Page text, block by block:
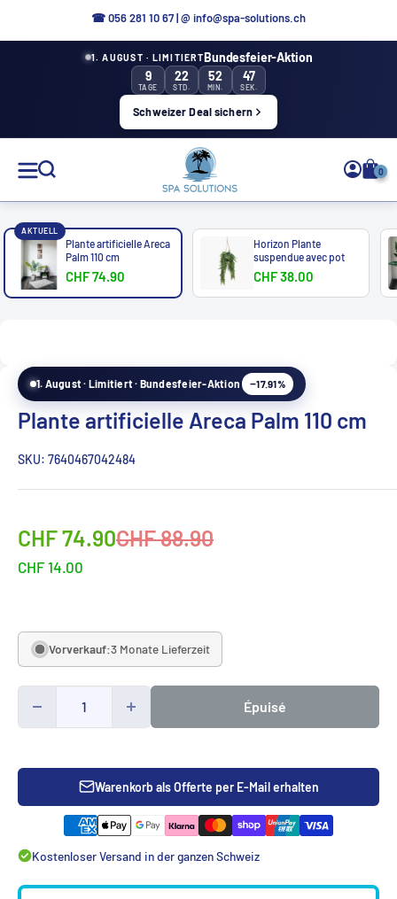
☎ 056 281 10 67|@ info@spa-solutions.ch
1. AUGUST · LIMITIERTBundesfeier-Aktion
9
TAGE
22
STD.
52
MIN.
46
SEK.
Schweizer Deal sichern
Solutions
de
0
AKTUELL
Plante artificielle Areca
Palm 110 cm
CHF 74.90
Horizon Plante
suspendue avec pot
CHF 38.00
1. August · Limitiert · Bundesfeier-Aktion −17.91%
Plante artificielle Areca Palm 110 cm
SKU: 7640467042484
Sonderpreis
CHF 74.90Normalpreis
CHF 88.90
CHF 14.00
Vorverkauf:3 Monate Lieferzeit
Épuisé
Warenkorb als Offerte per E-Mail erhalten
Kostenloser Versand in der ganzen Schweiz